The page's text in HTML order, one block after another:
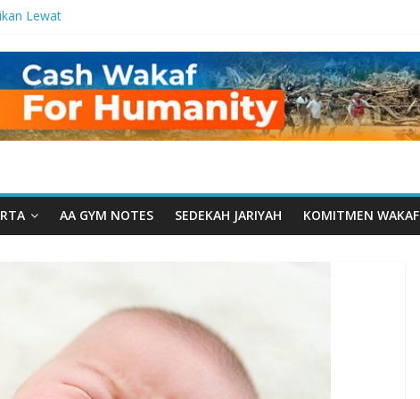
Lewat
Manfaat
dari Serua:
Yayasan
Tauhiid
Ketika
AA GYM NOTES SEDEKAH JARIYAH KOMITMEN WAKAF